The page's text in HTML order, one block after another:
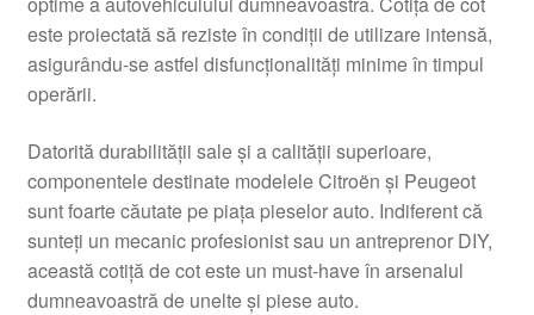
Livrare
Livrare în toată lumea
Plângere
Plățile
Politică de confidențialitate
este proiectată să reziste în condiții de utilizare intensă,
asigurându-se astfel disfuncționalități minime în timpul
operării.
Datorită durabilității sale și a calității superioare,
componentele destinate modelele Citroën și Peugeot
sunt foarte căutate pe piața pieselor auto. Indiferent că
sunteți un mecanic profesionist sau un antreprenor DIY,
această cotiță de cot este un must-have în arsenalul
dumneavoastră de unelte și piese auto.